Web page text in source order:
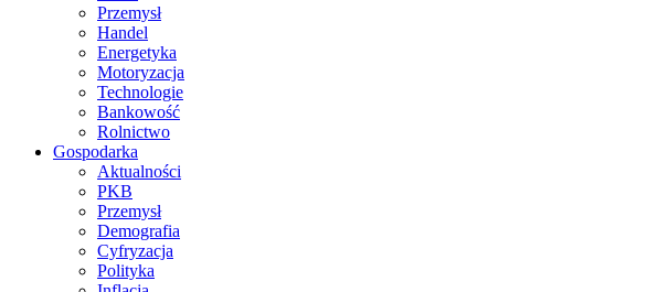
Przemysł
Handel
Energetyka
Motoryzacja
Technologie
Bankowość
Rolnictwo
Gospodarka
Aktualności
PKB
Przemysł
Demografia
Cyfryzacja
Polityka